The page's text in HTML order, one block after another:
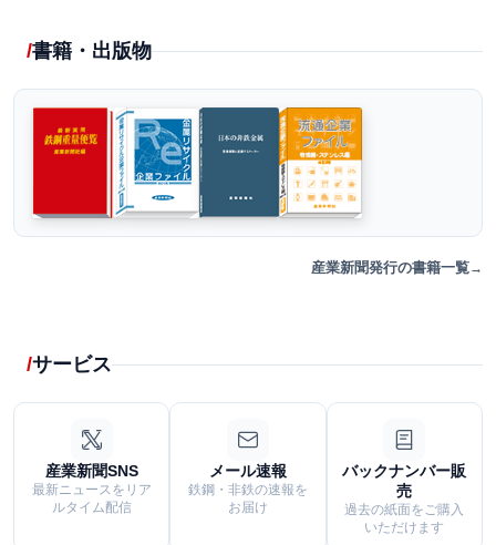
書籍・出版物
産業新聞発行の書籍一覧
サービス
産業新聞SNS
最新ニュースをリア
ルタイム配信
メール速報
鉄鋼・非鉄の速報を
お届け
バックナンバー販
売
過去の紙面をご購入
いただけます